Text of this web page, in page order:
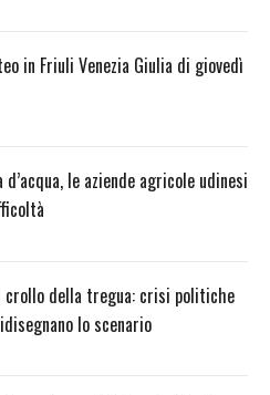
in Friuli Venezia Giulia di giovedì
le aziende agricole udinesi
crollo della tregua: crisi politiche
lo scenario